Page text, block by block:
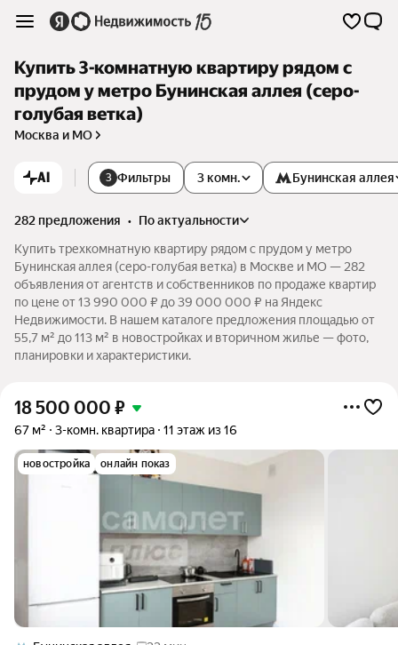
Купить 3-комнатную квартиру рядом с
прудом у метро Бунинская аллея (серо-
голубая ветка)
Москва и МО
AI 3 Фильтры 3 комн. Бунинская аллея
282 предложения •
по актуальности
Купить трехкомнатную квартиру рядом с прудом у метро
Бунинская аллея (серо-голубая ветка) в Москве и МО — 282
объявления от агентств и собственников по продаже квартир
по цене от 13 990 000 ₽ до 39 000 000 ₽ на Яндекс
Недвижимости. В нашем каталоге предложения площадью от
55,7 м² до 113 м² в новостройках и вторичном жилье — фото,
планировки и характеристики.
18 500 000 ₽
67 м² 3-комн. квартира 11 этаж из 16
новостройка онлайн показ